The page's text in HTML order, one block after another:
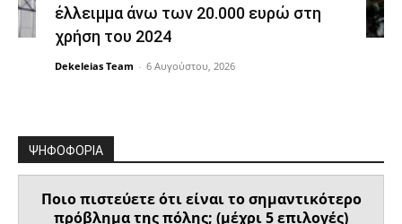
έλλειμμα άνω των 20.000 ευρώ στη
χρήση του 2024
Dekeleias Team - 6 Αυγούστου, 2026
ΨΗΦΟΦΟΡΙΑ
Ποιο πιστεύετε ότι είναι το σημαντικότερο
πρόβλημα της πόλης; (μέχρι 5 επιλογές)